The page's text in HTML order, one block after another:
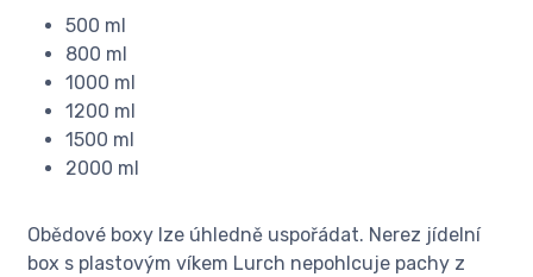
500 ml
800 ml
1000 ml
1200 ml
1500 ml
2000 ml
Obědové boxy lze úhledně uspořádat. Nerez jídelní
box s plastovým víkem Lurch nepohlcuje pachy z